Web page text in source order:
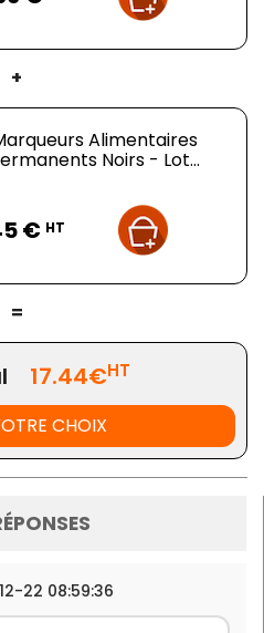
+
Alimentaires
Noirs - Lot...
€ HT
=
17.44€HT
CHOIX
22 08:59:36